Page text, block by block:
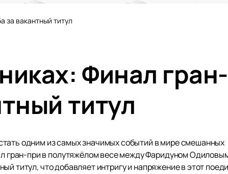
за вакантный титул
Финал гран-
титул
одним из самых значимых событий в мире смешанных
гран-при в полутяжёлом весе между Фаридуном
титул, что добавляет интригу и напряжение в этот